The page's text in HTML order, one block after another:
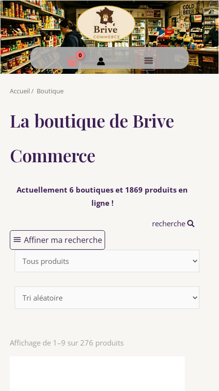
Accueil / Boutique
La boutique de Brive
Commerce
Actuellement 6 boutiques et 1869 produits en
ligne !
recherche
Affiner ma recherche
Affichage de 1–9 sur 276 produits